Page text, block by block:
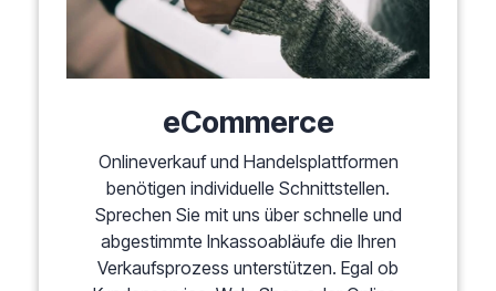
eCommerce
Onlineverkauf und Handelsplattformen
benötigen individuelle Schnittstellen.
Sprechen Sie mit uns über schnelle und
abgestimmte Inkassoabläufe die Ihren
Verkaufsprozess unterstützen. Egal ob